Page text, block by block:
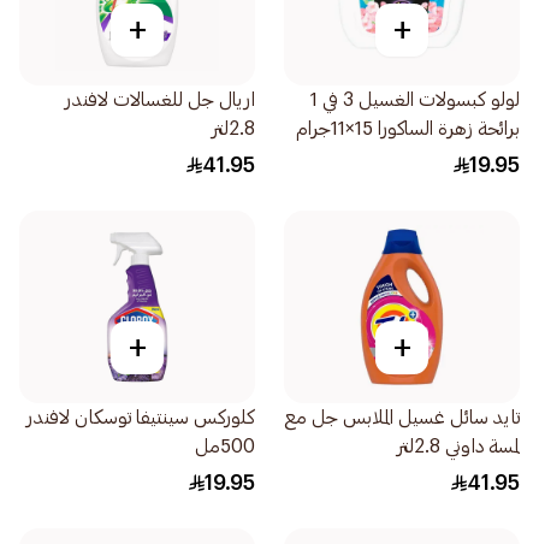
+
لولو كبسولات الغسيل 3 في 1
برائحة زهرة الساكورا 15×11جرام
19.95
+
اريال جل للغسالات لافندر
2.8لتر
41.95
+
تايد سائل غسيل الملابس جل مع
لمسة داوني 2.8لتر
41.95
+
كلوركس سينتيفا توسكان لافندر
500مل
19.95